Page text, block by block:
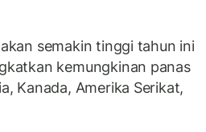
semakin tinggi tahun ini
kemungkinan panas
Kanada, Amerika Serikat,